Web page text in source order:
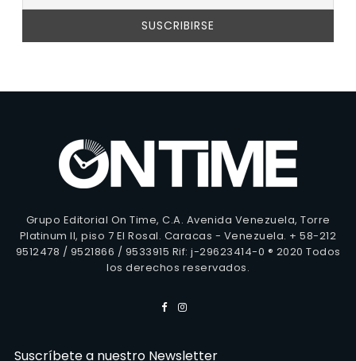
Grupo Editorial On Time, C.A. Avenida Venezuela, Torre
Platinum II, piso 7 El Rosal. Caracas - Venezuela. + 58-212
9512478 / 9521866 / 9533915 Rif: j-29623414-0 ® 2020 Todos
los derechos reservados.
Suscríbete a nuestro Newsletter